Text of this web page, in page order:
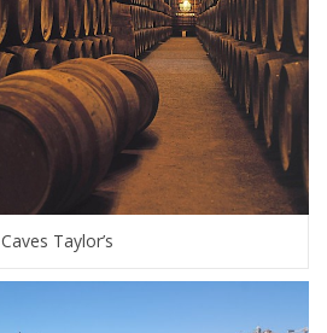
Caves Taylor’s